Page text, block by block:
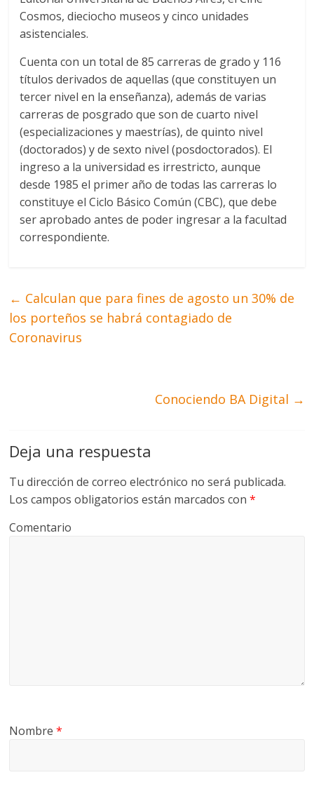
Cosmos, dieciocho museos y cinco unidades
asistenciales.
Cuenta con un total de 85 carreras de grado y 116
títulos derivados de aquellas (que constituyen un
tercer nivel en la enseñanza), además de varias
carreras de posgrado que son de cuarto nivel
(especializaciones y maestrías), de quinto nivel
(doctorados) y de sexto nivel (posdoctorados). El
ingreso a la universidad es irrestricto, aunque
desde 1985 el primer año de todas las carreras lo
constituye el Ciclo Básico Común (CBC), que debe
ser aprobado antes de poder ingresar a la facultad
correspondiente.
← Calculan que para fines de agosto un 30% de
los porteños se habrá contagiado de
Coronavirus
Conociendo BA Digital →
Deja una respuesta
Tu dirección de correo electrónico no será publicada.
Los campos obligatorios están marcados con*
Comentario
Nombre*